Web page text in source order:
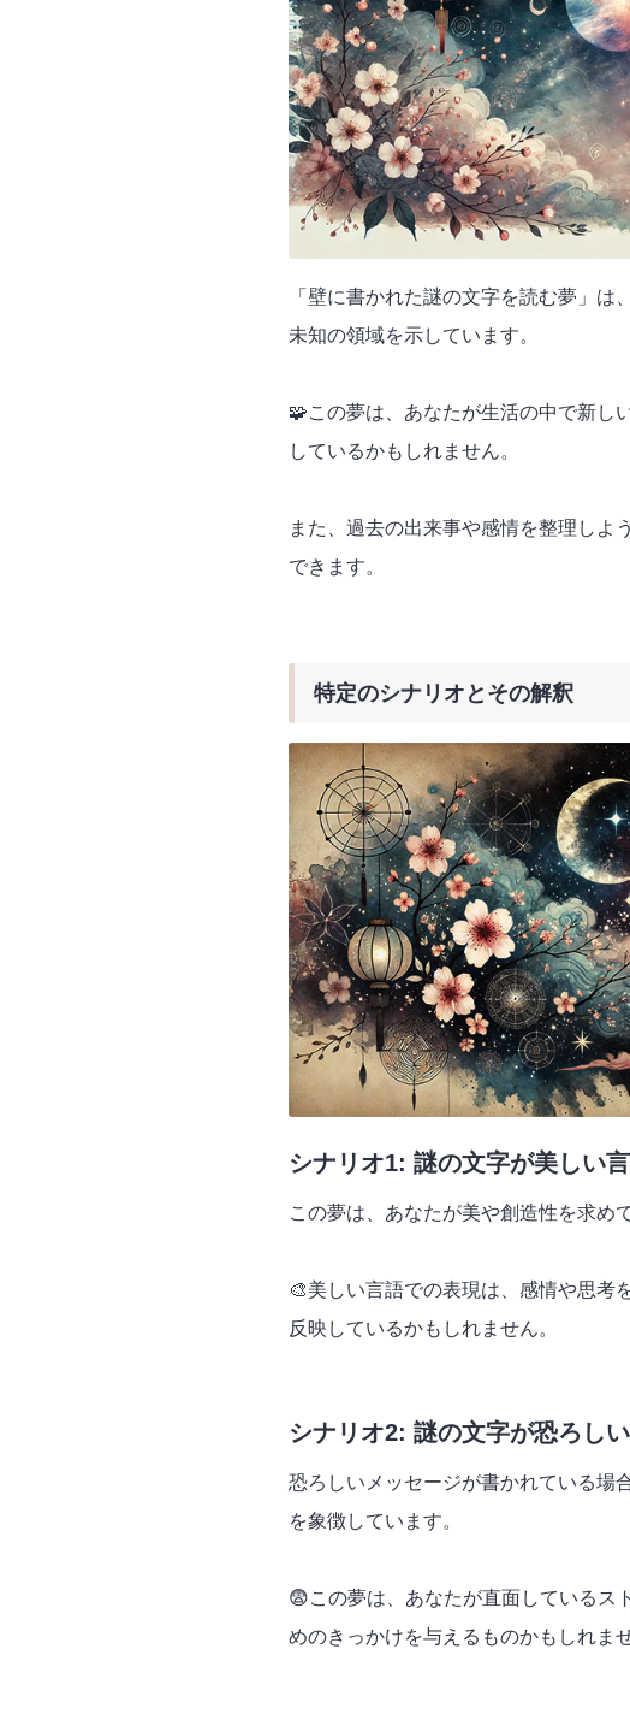
「壁に書かれた謎の文字を読む夢」
未知の領域を示しています。
🧩この夢は、あなたが生活の中で新し
しているかもしれません。
また、過去の出来事や感情を整理しよ
できます。
特定のシナリオとその解釈
シナリオ1: 謎の文字が美しい
この夢は、あなたが美や創造性を求め
🎨美しい言語での表現は、感情や思考
反映しているかもしれません。
シナリオ2: 謎の文字が恐ろし
恐ろしいメッセージが書かれている場
を象徴しています。
😨この夢は、あなたが直面しているス
めのきっかけを与えるものかもしれませ